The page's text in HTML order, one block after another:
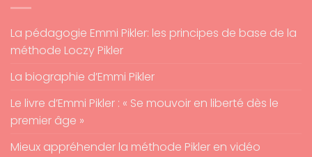
La pédagogie Emmi Pikler: les principes de base de la
méthode Loczy Pikler
La biographie d’Emmi Pikler
Le livre d’Emmi Pikler : « Se mouvoir en liberté dès le
premier âge »
Mieux appréhender la méthode Pikler en vidéo